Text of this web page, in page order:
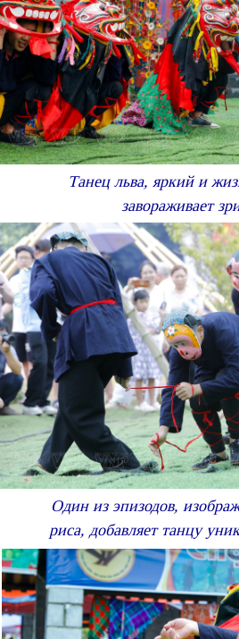
Танец льва, яркий и
завораживает
Один из эпизодов,
риса, добавляет танцу